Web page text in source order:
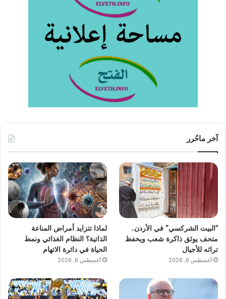
آخر ماحُرر
“البيت الشركسي” في الأردن..
متحف يوثق ذاكرة شعب ويحفظ
تراثه للأجيال
أغسطس 6, 2026
لماذا تتزايد أمراض المناعة
الذاتية؟ النظام الغذائي ونمط
الحياة في دائرة الاتهام
أغسطس 6, 2026